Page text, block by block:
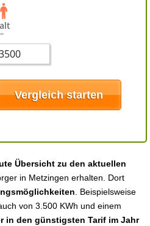
Übersicht zu den aktuellen
in Metzingen erhalten. Dort
. Beispielsweise
von 3.500 KWh und einem
in den günstigsten Tarif im Jahr